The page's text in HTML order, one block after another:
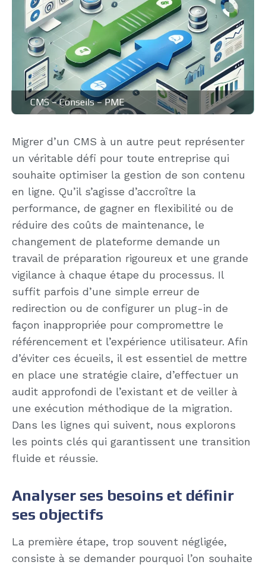
CMS–Conseils–PME
Migrer d’un CMS à un autre peut représenter
un véritable défi pour toute entreprise qui
souhaite optimiser la gestion de son contenu
en ligne. Qu’il s’agisse d’accroître la
performance, de gagner en flexibilité ou de
réduire des coûts de maintenance, le
changement de plateforme demande un
travail de préparation rigoureux et une grande
vigilance à chaque étape du processus. Il
suffit parfois d’une simple erreur de
redirection ou de configurer un plug-in de
façon inappropriée pour compromettre le
référencement et l’expérience utilisateur. Afin
d’éviter ces écueils, il est essentiel de mettre
en place une stratégie claire, d’effectuer un
audit approfondi de l’existant et de veiller à
une exécution méthodique de la migration.
Dans les lignes qui suivent, nous explorons
les points clés qui garantissent une transition
fluide et réussie.
Analyser ses besoins et définir
ses objectifs
La première étape, trop souvent négligée,
consiste à se demander pourquoi l’on souhaite